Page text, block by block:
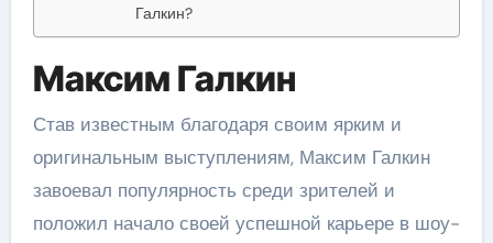
Галкин?
Максим Галкин
Став известным благодаря своим ярким и
оригинальным выступлениям, Максим Галкин
завоевал популярность среди зрителей и
положил начало своей успешной карьере в шоу-